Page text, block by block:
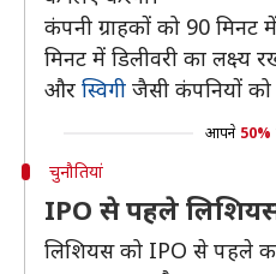
कंपनी ग्राहकों को 90 मिनट
मिनट में डिलीवरी का लक्ष्य
और स्विगी जैसी कंपनियों को
आपने 50%
चुनौतियां
IPO से पहले
लिशियस को IPO से पहले